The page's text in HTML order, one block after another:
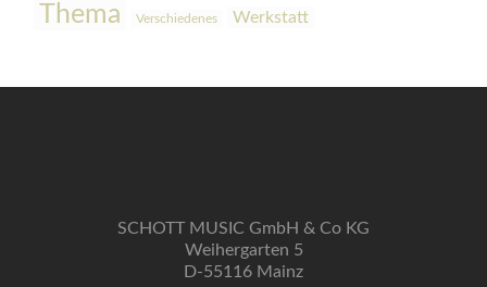
Thema Verschiedenes Werkstatt
SCHOTT MUSIC GmbH & Co KG
Weihergarten 5
D-55116 Mainz